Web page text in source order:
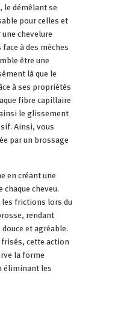
, le démêlant se
pour celles et
chevelure
à des mèches
être une
là que le
à ses propriétés
fibre capillaire
le glissement
Ainsi, vous
par un brossage
en créant une
cheveu.
frictions lors du
rendant
et agréable.
cette action
la forme
éliminant les